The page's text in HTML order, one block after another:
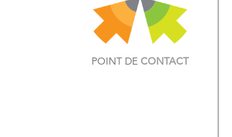
POINT DE CONTACT